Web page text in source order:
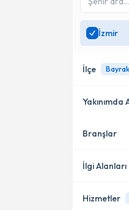
Sadeceİzmir
uzman ara
İzmir
İlçe
Bayraklı
Konak
Yakınımda
Konumuma
Branşlar
İlgi Alanları
Hizmetler